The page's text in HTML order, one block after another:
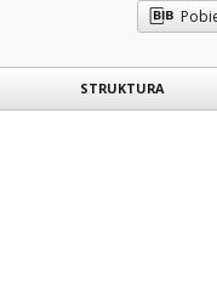
STRUKTURA